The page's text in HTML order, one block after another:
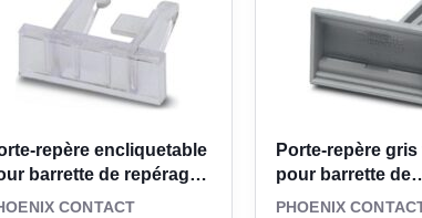
halogène répond à une attente fréquente dans les
de repérage participe à une sélection de
Cet élément complète les critères
un repérage de bornier précis, fonctionnel et
repère encliquetable
barrette de repérage
CONTACT
Porte-repère
pour barrette de
raccordement
PHOENIX